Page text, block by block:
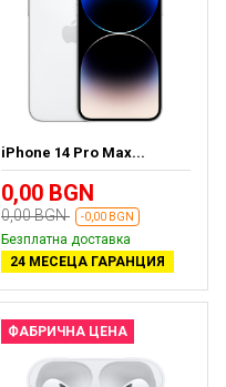
iPhone 14 Pro Max...
0,00 BGN
0,00 BGN -0,00 BGN
Безплатна доставка
24 МЕСЕЦА ГАРАНЦИЯ
ФАБРИЧНА ЦЕНА